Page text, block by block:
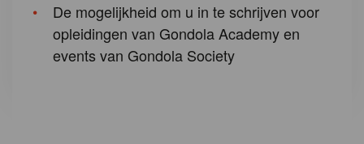
De mogelijkheid om u in te schrijven voor
opleidingen van Gondola Academy en
events van Gondola Society